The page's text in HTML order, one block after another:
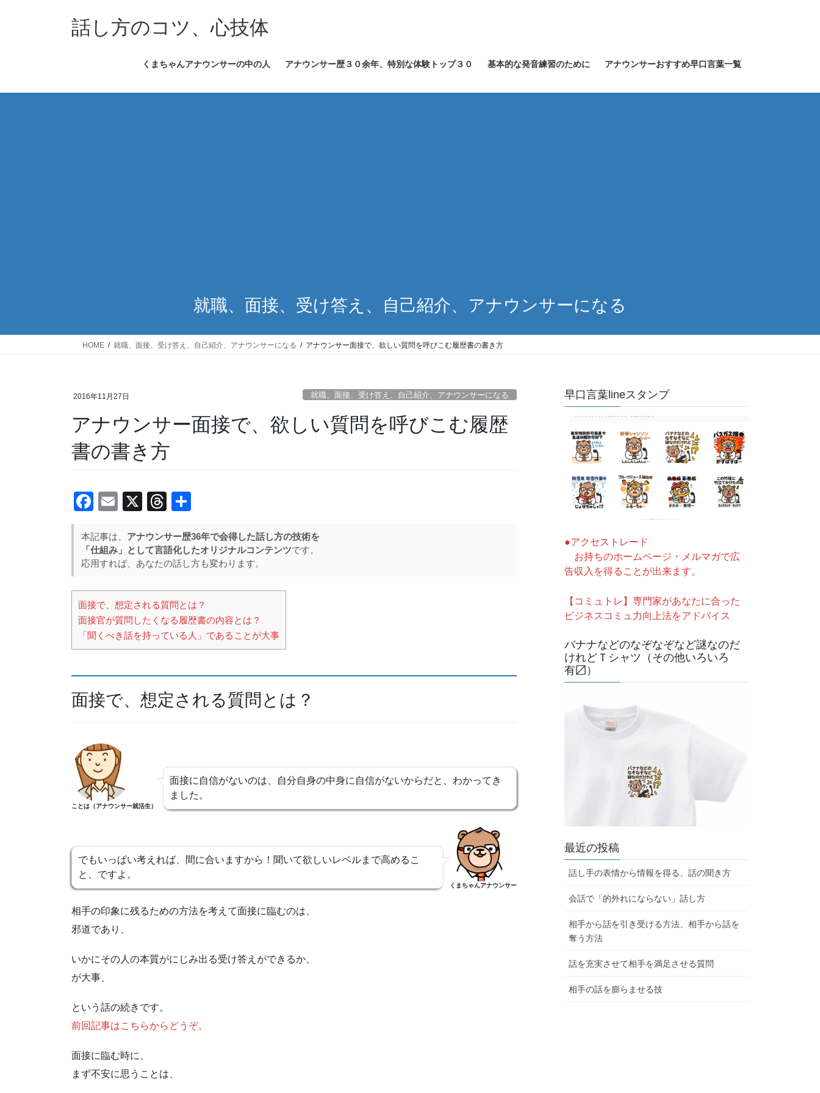
ス
ン
話し方のコツ、心技体
くまちゃんアナウンサーの中の人 アナウンサー歴３０余年、特別な体験トップ３０ 基本的な発音練習のために アナウンサーおすすめ早口言葉一覧
就職、面接、受け答え、自己紹介、アナウンサーになる
HOME 就職、面接、受け答え、自己紹介、アナウンサーになる アナウンサー面接で、欲しい質問を呼びこむ履歴書の書き方
2016年11月27日 就職、面接、受け答え、自己紹介、アナウンサーになる
アナウンサー面接で、欲しい質問を呼びこむ履歴
書の書き方
F
c
e
o
o
k
E
ail
X
T
e
a
s
本記事は、 アナウンサー歴36年で会得した話し方の技術を
「仕組み」として言語化したオリジナルコンテンツです。
応用すれば、あなたの話し方も変わります。
面接で、想定される質問とは？
面接官が質問したくなる履歴書の内容とは？
「聞くべき話を持っている人」であることが大事
面接で、想定される質問とは？
ことは（アナウンサー就活生）
面接に自信がないのは、自分自身の中身に自信がないからだと、わかってき
ました。
でもいっぱい考えれば、間に合いますから！聞いて欲しいレベルまで高めるこ
と、ですよ。
くまちゃんアナウンサー
相手の印象に残るための方法を考えて面接に臨むのは、
邪道であり、
いかにその人の本質がにじみ出る受け答えができるか、
が大事、
という話の続きです。
前回記事はこちらからどうぞ。
面接に臨む時に、
まず不安に思うことは、
早口言葉lineスタンプ
●アクセストレード
お持ちのホームページ・メルマガで広
告収入を得ることが出来ます。
【コミュトレ】専門家があなたに合った
ビジネスコミュ力向上法をアドバイス
バナナなどのなぞなぞなど謎なのだ
けれどＴシャツ（その他いろいろ
有〼）
最近の投稿
話し手の表情から情報を得る、話の聞き方
会話で「的外れにならない」話し方
相手から話を引き受ける方法、相手から話を
奪う方法
話を充実させて相手を満足させる質問
相手の話を膨らませる技